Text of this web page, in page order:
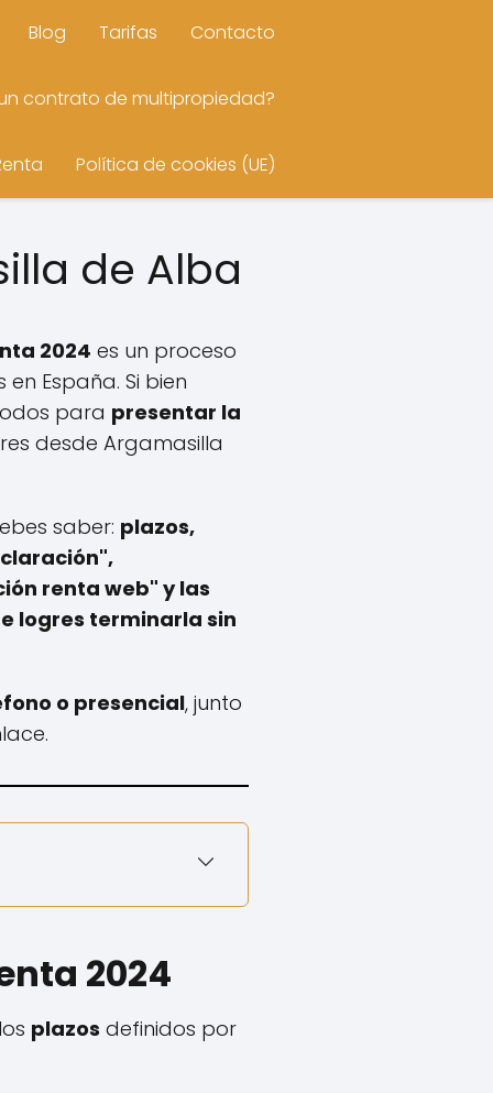
Blog Tarifas Contacto
contrato de multipropiedad?
Política de cookies (UE)
de Alba
2024 es un proceso
España. Si bien
para presentar la
desde Argamasilla
saber: plazos,
renta web" y las
logres terminarla sin
o presencial, junto
2024
plazos definidos por